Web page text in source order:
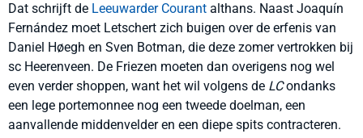
Dat schrijft de Leeuwarder Courant althans. Naast Joaquín
Fernández moet Letschert zich buigen over de erfenis van
Daniel Høegh en Sven Botman, die deze zomer vertrokken bij
sc Heerenveen. De Friezen moeten dan overigens nog wel
even verder shoppen, want het wil volgens de LCondanks
een lege portemonnee nog een tweede doelman, een
aanvallende middenvelder en een diepe spits contracteren.